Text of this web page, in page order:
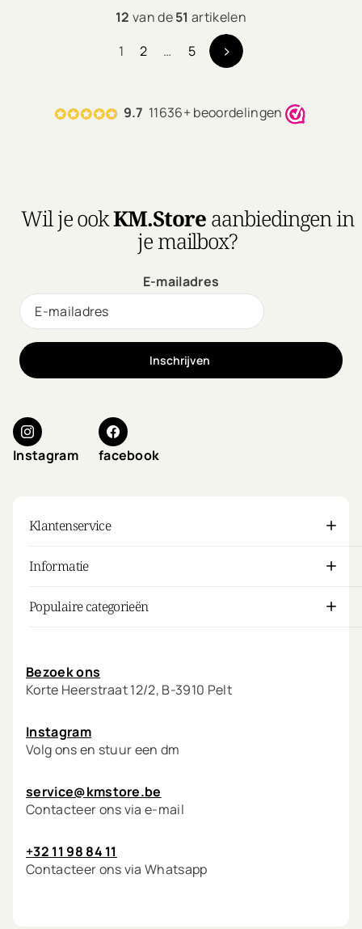
12 van de51 artikelen
1
2 … 5
9.7 11636+ beoordelingen
Wil je ookKM.Storeaanbiedingen in
je mailbox?
E-mailadres
Inschrijven
Instagram facebook
Klantenservice
Informatie
Populaire categorieën
Bezoek ons
Korte Heerstraat 12/2, B-3910 Pelt
Instagram
Volg ons en stuur een dm
service@kmstore.be
Contacteer ons via e-mail
+32 11 98 84 11
Contacteer ons via Whatsapp